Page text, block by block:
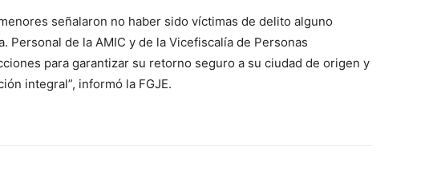
señalaron no haber sido víctimas de delito alguno
Personal de la AMIC y de la Vicefiscalía de Personas
para garantizar su retorno seguro a su ciudad de origen y
integral”, informó la FGJE.